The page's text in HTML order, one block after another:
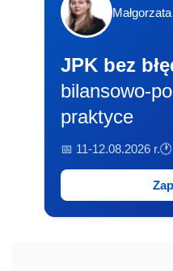
JPK bez
bilansowo-
praktyce
📅 11-12.08.2026 r.